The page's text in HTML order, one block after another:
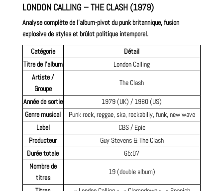
LONDON CALLING – THE CLASH (1979)
Analyse complète de l’album-pivot du punk britannique, fusion
explosive de styles et brûlot politique intemporel.
Catégorie
Détail
Titre de l’album
London Calling
Artiste /
Groupe
The Clash
Année de sortie
1979 (UK) / 1980 (US)
Genre musical
Punk rock, reggae, ska, rockabilly, funk, new wave
Label
CBS / Epic
Producteur
Guy Stevens & The Clash
Durée totale
65:07
Nombre de
titres
19 (double album)